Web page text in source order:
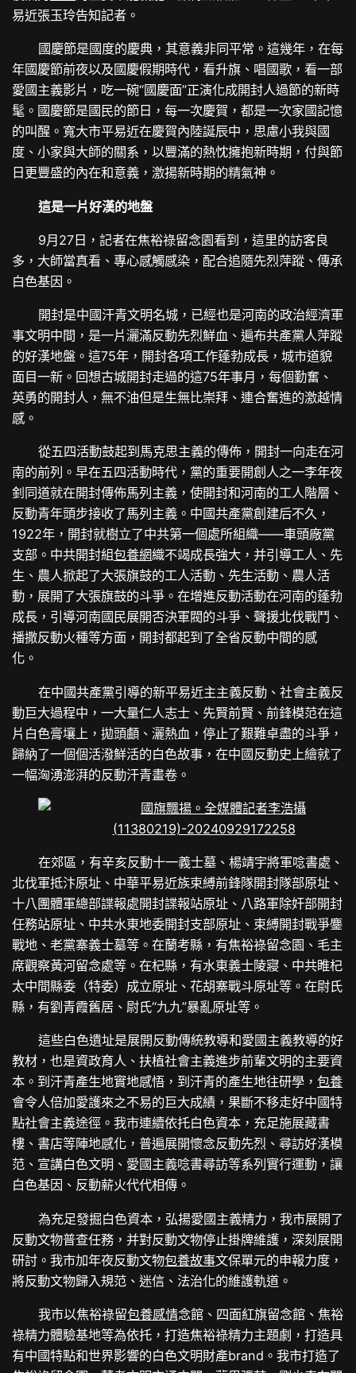
易近張玉玲告知記者。
國慶節是國度的慶典，其意義非同平常。這幾年，在每
年國慶節前夜以及國慶假期時代，看升旗、唱國歌，看一部
愛國主義影片，吃一碗“國慶面”正演化成開封人過節的新時
髦。國慶節是國民的節日，每一次慶賀，都是一次家國記憶
的叫醒。寬大市平易近在慶賀內陸誕辰中，思慮小我與國
度、小家與大師的關系，以豐滿的熱忱擁抱新時期，付與節
日更豐盛的內在和意義，激揚新時期的精氣神。
這是一片好漢的地盤
9月27日，記者在焦裕祿留念園看到，這里的訪客良
多，大師當真看、專心感觸感染，配合追隨先烈萍蹤、傳承
白色基因。
開封是中國汗青文明名城，已經也是河南的政治經濟軍
事文明中間，是一片灑滿反動先烈鮮血、遍布共產黨人萍蹤
的好漢地盤。這75年，開封各項工作蓬勃成長，城市道貌
面目一新。回想古城開封走過的這75年事月，每個勤奮、
英勇的開封人，無不油但是生無比崇拜、連合奮進的激越情
感。
從五四活動鼓起到馬克思主義的傳佈，開封一向走在河
南的前列。早在五四活動時代，黨的重要開創人之一李年夜
釗同道就在開封傳佈馬列主義，使開封和河南的工人階層、
反動青年頭步接收了馬列主義。中國共產黨創建后不久，
1922年，開封就樹立了中共第一個處所組織——車頭廠黨
支部。中共開封組包養網織不竭成長強大，并引導工人、先
生、農人掀起了大張旗鼓的工人活動、先生活動、農人活
動，展開了大張旗鼓的斗爭。在增進反動活動在河南的蓬勃
成長，引導河南國民展開否決軍閥的斗爭、聲援北伐戰鬥、
播撒反動火種等方面，開封都起到了全省反動中間的感
化。
在中國共產黨引導的新平易近主主義反動、社會主義反
動巨大過程中，一大量仁人志士、先賢前賢、前鋒模范在這
片白色膏壤上，拋頭顱、灑熱血，停止了艱難卓盡的斗爭，
歸納了一個個活潑鮮活的白色故事，在中國反動史上繪就了
一幅洶湧澎湃的反動汗青畫卷。
在郊區，有辛亥反動十一義士墓、楊靖宇將軍唸書處、
北伐軍抵汴原址、中華平易近族束縛前鋒隊開封隊部原址、
十八團體軍總部諜報處開封諜報站原址、八路軍除奸部開封
任務站原址、中共水東地委開封支部原址、束縛開封戰爭鏖
戰地、老黨寨義士墓等。在蘭考縣，有焦裕祿留念園、毛主
席觀察黃河留念處等。在杞縣，有水東義士陵寢、中共睢杞
太中間縣委（特委）成立原址、花胡寨戰斗原址等。在尉氏
縣，有劉青霞舊居、尉氏“九九”暴亂原址等。
這些白色遺址是展開反動傳統教導和愛國主義教導的好
教材，也是資政育人、扶植社會主義進步前輩文明的主要資
本。到汗青產生地實地感悟，到汗青的產生地往研學，包養
會令人倍加愛護來之不易的巨大成績，果斷不移走好中國特
點社會主義途徑。我市連續依托白色資本，充足施展藏書
樓、書店等陣地感化，普遍展開懷念反動先烈、尋訪好漢模
范、宣講白色文明、愛國主義唸書尋訪等系列實行運動，讓
白色基因、反動薪火代代相傳。
為充足發掘白色資本，弘揚愛國主義精力，我市展開了
反動文物普查任務，并對反動文物停止掛牌維護，深刻展開
研討。我市加年夜反動文物包養故事文保單元的申報力度，
將反動文物歸入規范、迷信、法治化的維護軌道。
我市以焦裕祿留包養感情念館、四面紅旗留念館、焦裕
祿精力體驗基地等為依托，打造焦裕祿精力主題劇，打造具
有中國特點和世界影響的白色文明財產brand。我市打造了